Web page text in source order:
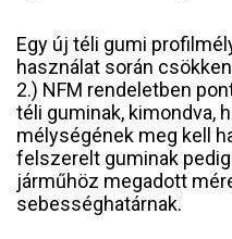
Egy új téli gumi
használat során
2.) NFM rendeletben
téli guminak, kimondva,
mélységének meg kell
felszerelt guminak
járműhöz megadott
sebességhatárnak.